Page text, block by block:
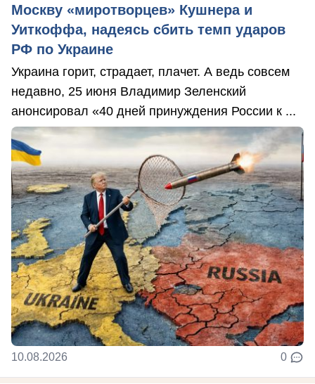
Москву «миротворцев» Кушнера и
Уиткоффа, надеясь сбить темп ударов
РФ по Украине
Украина горит, страдает, плачет. А ведь совсем
недавно, 25 июня Владимир Зеленский
анонсировал «40 дней принуждения России к ...
10.08.2026 0